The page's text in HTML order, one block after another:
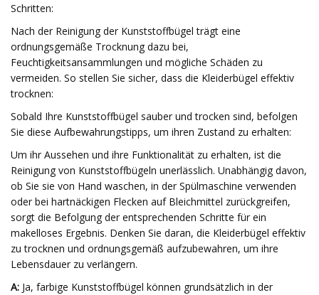
Schritten:
Nach der Reinigung der Kunststoffbügel trägt eine
ordnungsgemäße Trocknung dazu bei,
Feuchtigkeitsansammlungen und mögliche Schäden zu
vermeiden. So stellen Sie sicher, dass die Kleiderbügel effektiv
trocknen:
Sobald Ihre Kunststoffbügel sauber und trocken sind, befolgen
Sie diese Aufbewahrungstipps, um ihren Zustand zu erhalten:
Um ihr Aussehen und ihre Funktionalität zu erhalten, ist die
Reinigung von Kunststoffbügeln unerlässlich. Unabhängig davon,
ob Sie sie von Hand waschen, in der Spülmaschine verwenden
oder bei hartnäckigen Flecken auf Bleichmittel zurückgreifen,
sorgt die Befolgung der entsprechenden Schritte für ein
makelloses Ergebnis. Denken Sie daran, die Kleiderbügel effektiv
zu trocknen und ordnungsgemäß aufzubewahren, um ihre
Lebensdauer zu verlängern.
A: Ja, farbige Kunststoffbügel können grundsätzlich in der